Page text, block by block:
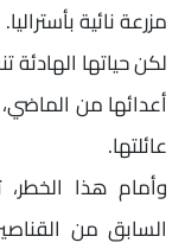
مزرعة نائية بأستراليا.
لكن حياتها
أعدائها من
عائلتها.
وأمام هذا
السابق من